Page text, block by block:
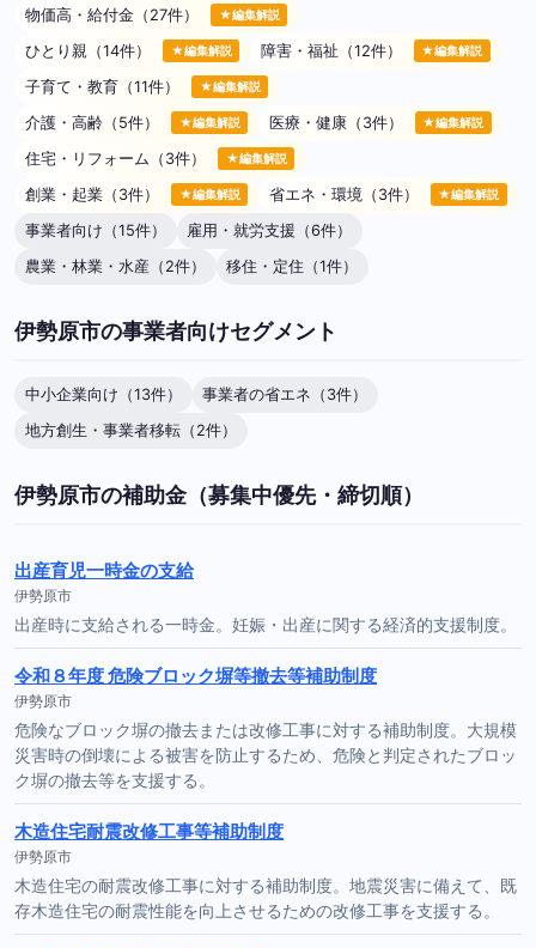
物価高・給付金（27件） ★編集解説
ひとり親（14件） ★編集解説 障害・福祉（12件） ★編集解説
子育て・教育（11件） ★編集解説
介護・高齢（5件） ★編集解説 医療・健康（3件） ★編集解説
住宅・リフォーム（3件） ★編集解説
創業・起業（3件） ★編集解説 省エネ・環境（3件） ★編集解説
事業者向け（15件）
雇用・就労支援（6件）
農業・林業・水産（2件）
移住・定住（1件）
伊勢原市の事業者向けセグメント
中小企業向け（13件）
事業者の省エネ（3件）
地方創生・事業者移転（2件）
伊勢原市の補助金（募集中優先・締切順）
出産育児一時金の支給
伊勢原市
出産時に支給される一時金。妊娠・出産に関する経済的支援制度。
令和８年度 危険ブロック塀等撤去等補助制度
伊勢原市
危険なブロック塀の撤去または改修工事に対する補助制度。大規模
災害時の倒壊による被害を防止するため、危険と判定されたブロッ
ク塀の撤去等を支援する。
木造住宅耐震改修工事等補助制度
伊勢原市
木造住宅の耐震改修工事に対する補助制度。地震災害に備えて、既
存木造住宅の耐震性能を向上させるための改修工事を支援する。